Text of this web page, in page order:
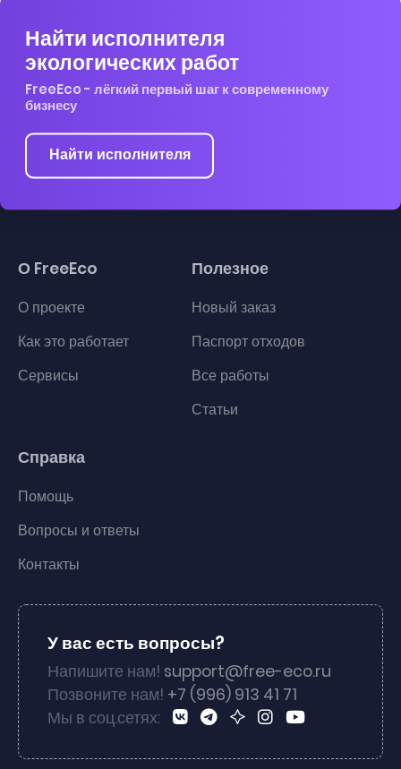
Найти исполнителя
экологических работ
FreeEco - лёгкий первый шаг к современному
бизнесу
Найти исполнителя
О FreeEco
О проекте
Как это работает
Сервисы
Полезное
Новый заказ
Паспорт отходов
Все работы
Статьи
Справка
Помощь
Вопросы и ответы
Контакты
У вас есть вопросы?
Напишите нам! support@free-eco.ru
Позвоните нам! +7 (996) 913 41 71
Мы в соц.сетях: